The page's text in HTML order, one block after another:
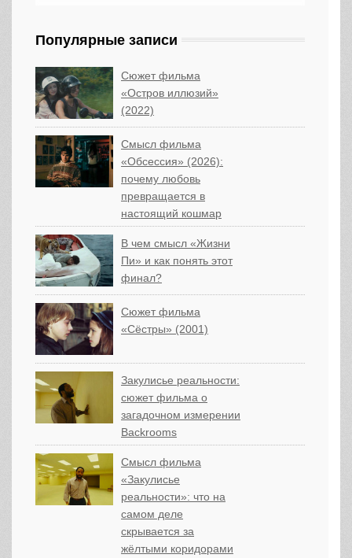
Популярные записи
Сюжет фильма
«Остров иллюзий»
(2022)
Смысл фильма
«Обсессия» (2026):
почему любовь
превращается в
настоящий кошмар
В чем смысл «Жизни
Пи» и как понять этот
финал?
Сюжет фильма
«Сёстры» (2001)
Закулисье реальности:
сюжет фильма о
загадочном измерении
Backrooms
Смысл фильма
«Закулисье
реальности»: что на
самом деле
скрывается за
жёлтыми коридорами